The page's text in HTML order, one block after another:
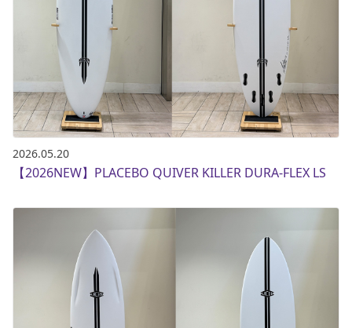
2026.05.20
【2026NEW】PLACEBO QUIVER KILLER DURA-FLEX LS